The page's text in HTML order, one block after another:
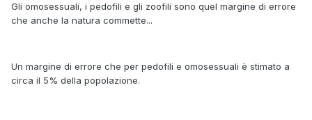
Gli omosessuali, i pedofili e gli zoofili sono quel margine di errore
che anche la natura commette...
Un margine di errore che per pedofili e omosessuali è stimato a
circa il 5% della popolazione.